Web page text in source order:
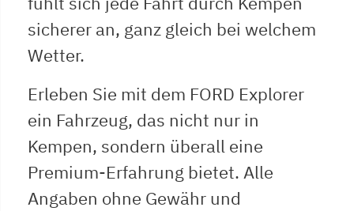
sicherer an, ganz gleich bei welchem
Wetter.
Erleben Sie mit dem FORD Explorer
ein Fahrzeug, das nicht nur in
Kempen, sondern überall eine
Premium-Erfahrung bietet. Alle
Angaben ohne Gewähr und